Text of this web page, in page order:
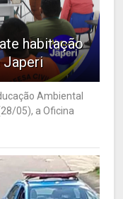
habitação
Japeri
Ambiental
05), a Oficina